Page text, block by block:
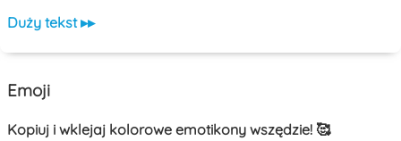
Duży tekst ▸▸
Emoji
Kopiuj i wklejaj kolorowe emotikony wszędzie! 🥰